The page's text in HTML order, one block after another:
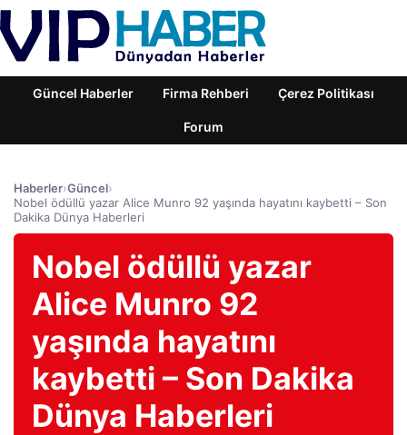
Güncel Haberler Firma Rehberi Çerez Politikası
Forum
Haberler›Güncel›
Nobel ödüllü yazar Alice Munro 92 yaşında hayatını kaybetti – Son
Dakika Dünya Haberleri
Nobel ödüllü yazar
Alice Munro 92
yaşında hayatını
kaybetti – Son Dakika
Dünya Haberleri